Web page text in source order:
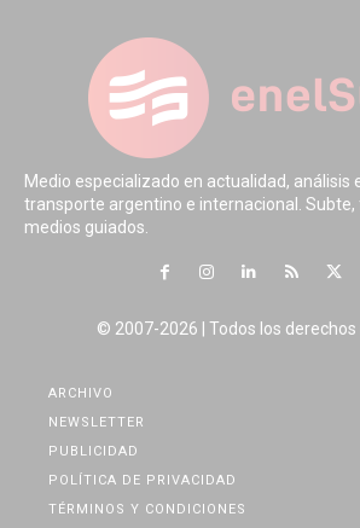
Medio especializado en actualidad, análisis
transporte argentino e internacional.
medios guiados.
© 2007-2026 | Todos los
ARCHIVO
NEWSLETTER
PUBLICIDAD
POLÍTICA DE PRIVACIDAD
TÉRMINOS Y CONDICIONES